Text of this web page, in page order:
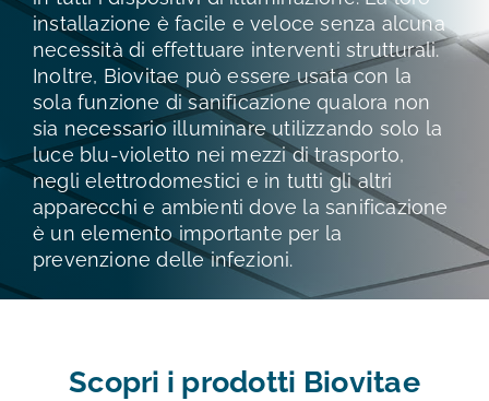
CHI SIAMO
NEWS
RISORSE
CONTATTI
installazione è facile e veloce senza alcuna
necessità di effettuare interventi strutturali.
Inoltre, Biovitae può essere usata con la
sola funzione di sanificazione qualora non
sia necessario illuminare utilizzando solo la
luce blu-violetto nei mezzi di trasporto,
negli elettrodomestici e in tutti gli altri
apparecchi e ambienti dove la sanificazione
è un elemento importante per la
prevenzione delle infezioni.
Scopri i prodotti Biovitae